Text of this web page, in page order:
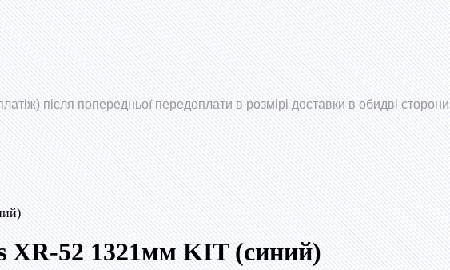
після попередньої передоплати в розмірі доставки в обидві сторони
XR-52 1321мм KIT (синий)